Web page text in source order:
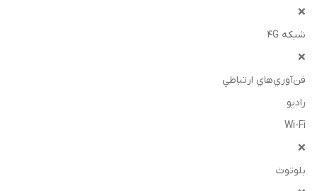
❌
شبکه 4G
❌
فن‌آوري‌هاي ارتباطي
رادیو
Wi-Fi
❌
بلوتوث